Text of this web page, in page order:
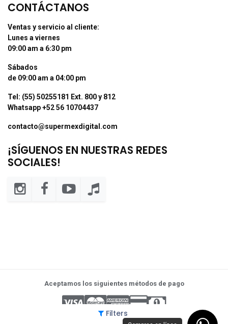
Filters
CONTÁCTANOS
Ventas y servicio al cliente:
Lunes a viernes
09:00 am a 6:30 pm
Sábados
de 09:00 am a 04:00 pm
Tel: (55) 50255181 Ext. 800 y 812
Whatsapp +52 56 10704437
contacto@supermexdigital.com
¡SÍGUENOS EN NUESTRAS REDES
SOCIALES!
Aceptamos los siguientes métodos de pago